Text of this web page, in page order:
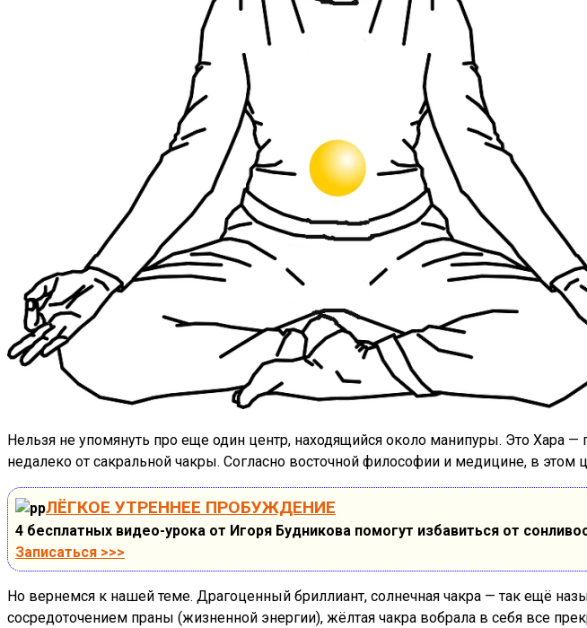
Нельзя не упомянуть про еще один центр, находящийся около манипуры. Это Хара
недалеко от сакральной чакры. Согласно восточной философии и медицине, в этом
ЛЁГКОЕ УТРЕННЕЕ ПРОБУЖДЕНИЕ
4 бесплатных видео-урока от Игоря Будникова помогут избавиться от
Записаться >>>
Но вернемся к нашей теме. Драгоценный бриллиант, солнечная чакра — так ещё
сосредоточением праны (жизненной энергии), жёлтая чакра вобрала в себя все